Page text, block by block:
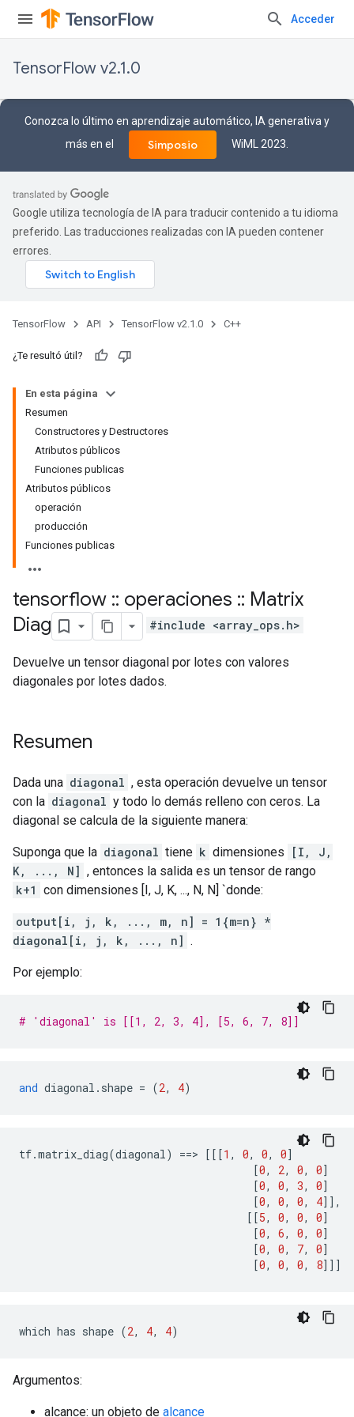
Acceder
TensorFlow v2.1.0
Conozca lo último en aprendizaje automático, IA generativa y
más en el
Simposio WiML 2023.
Google utiliza tecnología de IA para traducir contenido a tu idioma
preferido. Las traducciones realizadas con IA pueden contener
errores.
TensorFlow API TensorFlow v2.1.0 C++
¿Te resultó útil?
En esta página
Resumen
Constructores y Destructores
Atributos públicos
Funciones publicas
Atributos públicos
operación
producción
Funciones publicas
tensorflow :: operaciones :: Matrix
Diag
#include <array_ops.h>
Devuelve un tensor diagonal por lotes con valores
diagonales por lotes dados.
Resumen
Dada una diagonal , esta operación devuelve un tensor
con la diagonal y todo lo demás relleno con ceros. La
diagonal se calcula de la siguiente manera:
Suponga que la diagonal tiene k dimensiones
[I, J,
K, ..., N] , entonces la salida es un tensor de rango
k+1 con dimensiones [I, J, K, ..., N, N] `donde:
output[i, j, k, ..., m, n] = 1{m=n} *
diagonal[i, j, k, ..., n] .
Por ejemplo:
# 'diagonal' is [[1, 2, 3, 4], [5, 6, 7, 8]]
and diagonal . shape = (2, 4)
tf.matrix_diag(diagonal) ==> [[[1 , 0, 0, 0]
[0, 2, 0, 0]
[0, 0, 3, 0]
[0, 0, 0, 4]],
[[5, 0, 0, 0]
[0, 6, 0, 0]
[0, 0, 7, 0]
[0, 0, 0, 8]]]
which has shape (2, 4, 4)
Argumentos:
alcance: un objeto de alcance